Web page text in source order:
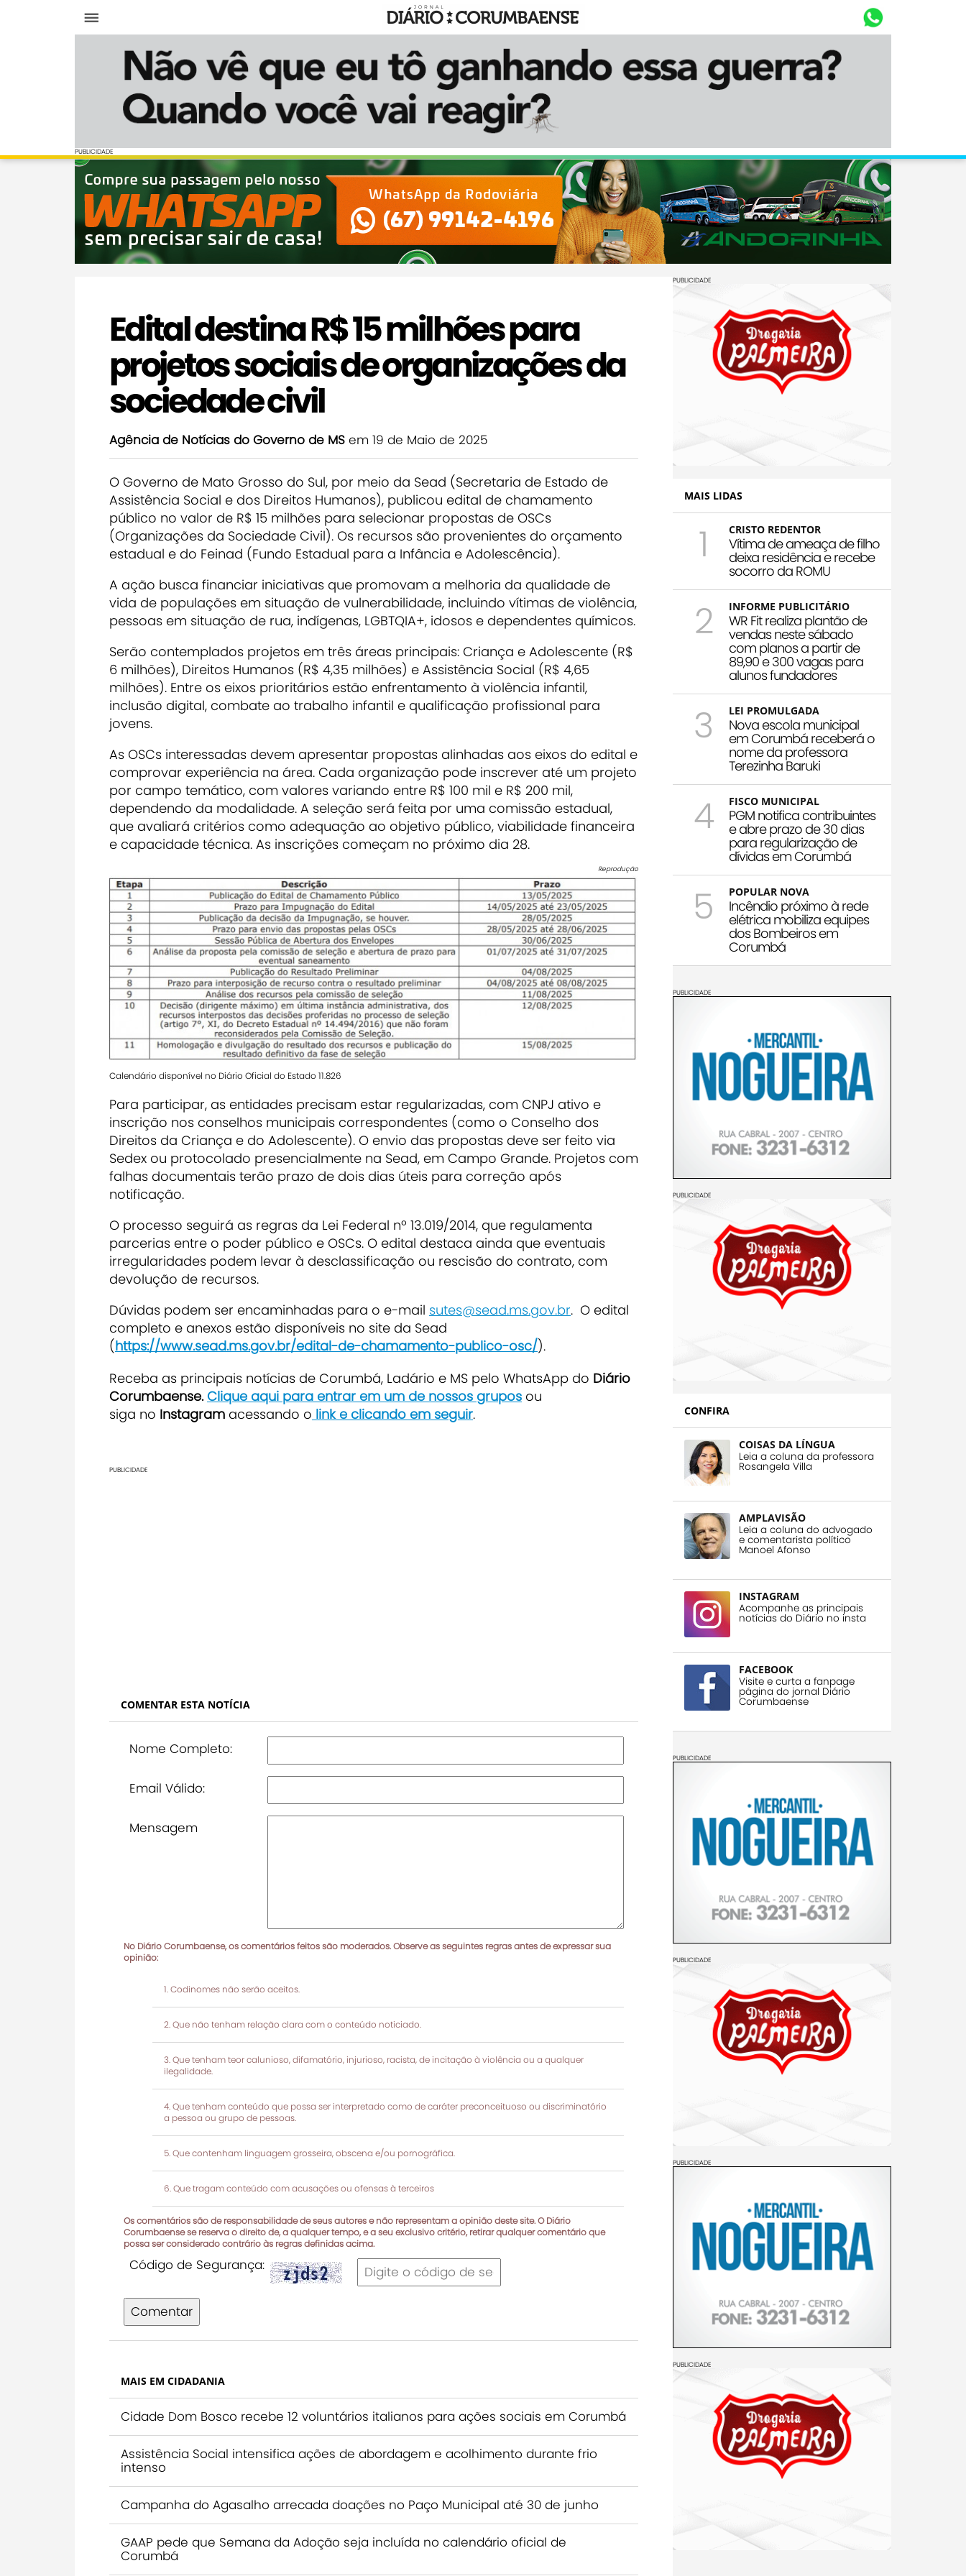
Diário Corumbaense
PUBLICIDADE
PUBLICIDADE
Edital destina R$ 15 milhões para
projetos sociais de organizações da
sociedade civil
Agência de Notícias do Governo de MS em 19 de Maio de 2025
O Governo de Mato Grosso do Sul, por meio da Sead (Secretaria de Estado de
Assistência Social e dos Direitos Humanos), publicou edital de chamamento
público no valor de R$ 15 milhões para selecionar propostas de OSCs
(Organizações da Sociedade Civil). Os recursos são provenientes do orçamento
estadual e do Feinad (Fundo Estadual para a Infância e Adolescência).
A ação busca financiar iniciativas que promovam a melhoria da qualidade de
vida de populações em situação de vulnerabilidade, incluindo vítimas de violência,
pessoas em situação de rua, indígenas, LGBTQIA+, idosos e dependentes químicos.
Serão contemplados projetos em três áreas principais: Criança e Adolescente (R$
6 milhões), Direitos Humanos (R$ 4,35 milhões) e Assistência Social (R$ 4,65
milhões). Entre os eixos prioritários estão enfrentamento à violência infantil,
inclusão digital, combate ao trabalho infantil e qualificação profissional para
jovens.
As OSCs interessadas devem apresentar propostas alinhadas aos eixos do edital e
comprovar experiência na área. Cada organização pode inscrever até um projeto
por campo temático, com valores variando entre R$ 100 mil e R$ 200 mil,
dependendo da modalidade. A seleção será feita por uma comissão estadual,
que avaliará critérios como adequação ao objetivo público, viabilidade financeira
e capacidade técnica. As inscrições começam no próximo dia 28.
Reprodução
Calendário disponível no Diário Oficial do Estado 11.826
Para participar, as entidades precisam estar regularizadas, com CNPJ ativo e
inscrição nos conselhos municipais correspondentes (como o Conselho dos
Direitos da Criança e do Adolescente). O envio das propostas deve ser feito via
Sedex ou protocolado presencialmente na Sead, em Campo Grande. Projetos com
falhas documentais terão prazo de dois dias úteis para correção após
notificação.
O processo seguirá as regras da Lei Federal nº 13.019/2014, que regulamenta
parcerias entre o poder público e OSCs. O edital destaca ainda que eventuais
irregularidades podem levar à desclassificação ou rescisão do contrato, com
devolução de recursos.
Dúvidas podem ser encaminhadas para o e-mail sutes@sead.ms.gov.br. O edital
completo e anexos estão disponíveis no site da Sead
(https://www.sead.ms.gov.br/edital-de-chamamento-publico-osc/).
Receba as principais notícias de Corumbá, Ladário e MS pelo WhatsApp do Diário
Corumbaense.Clique aqui para entrar em um de nossos grupos ou
siga no Instagram acessando o link e clicando em seguir.
PUBLICIDADE
COMENTAR ESTA NOTÍCIA
Nome Completo:
Email Válido:
Mensagem
No Diário Corumbaense, os comentários feitos são moderados. Observe as seguintes regras antes de expressar sua
opinião:
Codinomes não serão aceitos.
Que não tenham relação clara com o conteúdo noticiado.
Que tenham teor calunioso, difamatório, injurioso, racista, de incitação à violência ou a qualquer
ilegalidade.
Que tenham conteúdo que possa ser interpretado como de caráter preconceituoso ou discriminatório
a pessoa ou grupo de pessoas.
Que contenham linguagem grosseira, obscena e/ou pornográfica.
Que tragam conteúdo com acusações ou ofensas à terceiros
Os comentários são de responsabilidade de seus autores e não representam a opinião deste site. O Diário
Corumbaense se reserva o direito de, a qualquer tempo, e a seu exclusivo critério, retirar qualquer comentário que
possa ser considerado contrário às regras definidas acima.
Código de Segurança:
Comentar
MAIS EM CIDADANIA
Cidade Dom Bosco recebe 12 voluntários italianos para ações sociais em Corumbá
Assistência Social intensifica ações de abordagem e acolhimento durante frio
intenso
Campanha do Agasalho arrecada doações no Paço Municipal até 30 de junho
GAAP pede que Semana da Adoção seja incluída no calendário oficial de
Corumbá
PUBLICIDADE
MAIS LIDAS
1 CRISTO REDENTOR
Vítima de ameaça de filho
deixa residência e recebe
socorro da ROMU
2 INFORME PUBLICITÁRIO
WR Fit realiza plantão de
vendas neste sábado
com planos a partir de
89,90 e 300 vagas para
alunos fundadores
3 LEI PROMULGADA
Nova escola municipal
em Corumbá receberá o
nome da professora
Terezinha Baruki
4 FISCO MUNICIPAL
PGM notifica contribuintes
e abre prazo de 30 dias
para regularização de
dívidas em Corumbá
5 POPULAR NOVA
Incêndio próximo à rede
elétrica mobiliza equipes
dos Bombeiros em
Corumbá
PUBLICIDADE
PUBLICIDADE
CONFIRA
COISAS DA LÍNGUA
Leia a coluna da professora
Rosangela Villa
AMPLAVISÃO
Leia a coluna do advogado
e comentarista político
Manoel Afonso
INSTAGRAM
Acompanhe as principais
notícias do Diário no insta
FACEBOOK
Visite e curta a fanpage
página do jornal Diário
Corumbaense
PUBLICIDADE
PUBLICIDADE
PUBLICIDADE
PUBLICIDADE